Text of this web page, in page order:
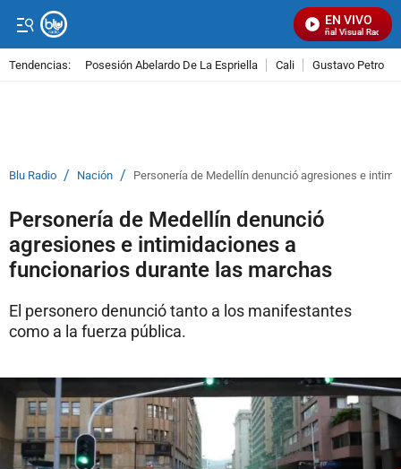
EN VIVO
Señal Visual Radio
Tendencias: Posesión Abelardo De La Espriella Cali Gustavo Petro
Blu Radio / Nación / Personería de Medellín denunció agresiones e
Personería de Medellín denunció
agresiones e intimidaciones a
funcionarios durante las marchas
El personero denunció tanto a los manifestantes
como a la fuerza pública.